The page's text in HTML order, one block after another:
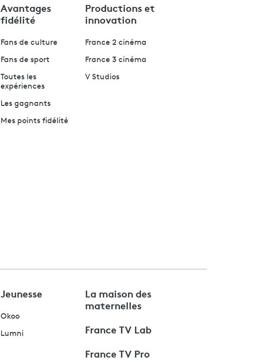
Avantages
fidélité
Fans de culture
Fans de sport
Toutes les
expériences
Les gagnants
Mes points fidélité
Productions et
innovation
France 2 cinéma
France 3 cinéma
V Studios
Jeunesse
Okoo
Lumni
La maison des
maternelles
France TV Lab
France TV Pro